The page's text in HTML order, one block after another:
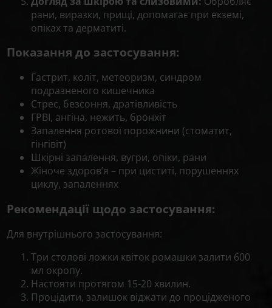
рани, виразки, прищі, допомагає при екземі,
опіках та дерматиті.
Показання до застосування:
Гастрит, коліт, метеоризм, синдром
подразненого кишечника
Стрес, безсоння, дратівливість
ГРВІ, ангіна, нежить, бронхіт
Запалення ротової порожнини (стоматит,
гінгівіт)
Шкірні запалення, вугри, опіки, рани
Жіноче здоров’я – при циститі, порушеннях
циклу, запаленнях
Рекомендації щодо застосування:
Для внутрішнього застосування:
Три столові ложки квіток ромашки залити 600
мл окропу.
Настояти протягом 15-20 хвилин.
Процідити, залишок віджати до процідженого